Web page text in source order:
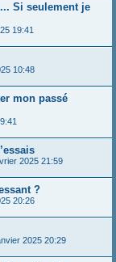
Si seulement je
19:41
10:48
mon passé
2025 21:59
?
20:26
2025 20:29